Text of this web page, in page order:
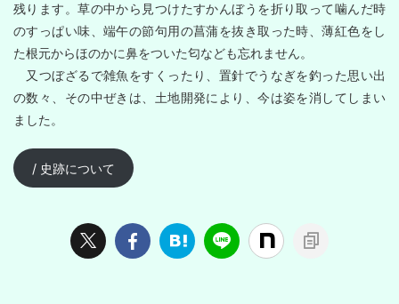
残ります。草の中から見つけたすかんぼうを折り取って噛んだ時
のすっぱい味、端午の節句用の菖蒲を抜き取った時、薄紅色をし
た根元からほのかに鼻をついた匂なども忘れません。
又つぼざるで雑魚をすくったり、置針でうなぎを釣った思い出
の数々、その中ぜきは、土地開発により、今は姿を消してしまい
ました。
/ 史跡について